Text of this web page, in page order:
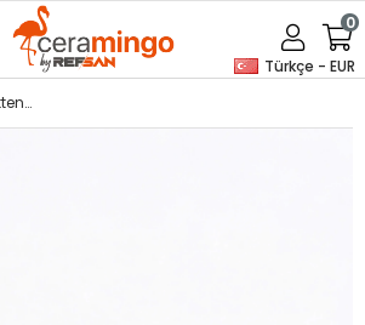
Türkçe - EUR
0
Top 80 Üstten Kapaklı Fırın